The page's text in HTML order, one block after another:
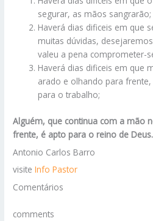
segurar, as mãos sangrarão;
Haverá dias dificeis em que
muitas dúvidas,
valeu a pena comprometer-
Haverá dias dificeis em que
arado e olhando para
para o trabalho;
Alguém, que continua com a mão
frente, é apto para o reino de Deus.
Antonio Carlos Barro
visite Info Pastor
Comentários
comments